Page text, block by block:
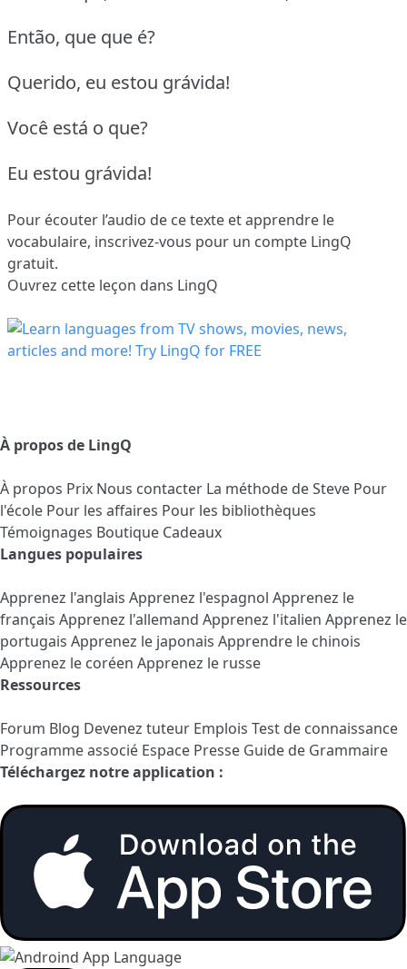
Então, que que é?
Querido, eu estou grávida!
Você está o que?
Eu estou grávida!
Pour écouter l’audio de ce texte et apprendre le
vocabulaire, inscrivez-vous pour un compte LingQ
gratuit.
Ouvrez cette leçon dans LingQ
À propos de LingQ
À propos Prix Nous contacter La méthode de Steve Pour
l'école Pour les affaires Pour les bibliothèques
Témoignages Boutique Cadeaux
Langues populaires
Apprenez l'anglais Apprenez l'espagnol Apprenez le
français Apprenez l'allemand Apprenez l'italien Apprenez le
portugais Apprenez le japonais Apprendre le chinois
Apprenez le coréen Apprenez le russe
Ressources
Forum Blog Devenez tuteur Emplois Test de connaissance
Programme associé Espace Presse Guide de Grammaire
Téléchargez notre application :